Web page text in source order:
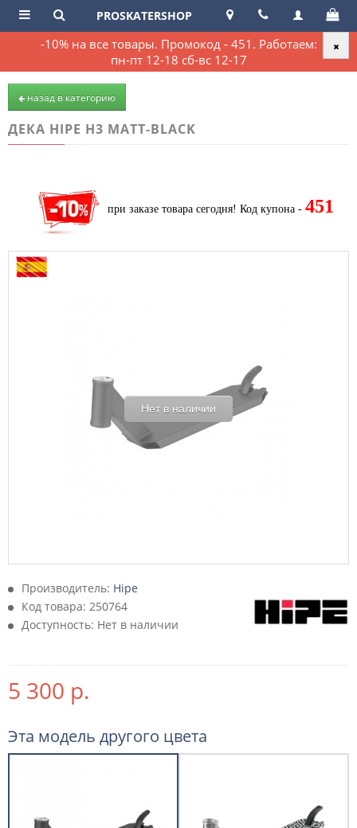
-10% на все товары. Промокод - 451. Работаем:
пн-пт 12-18 сб-вс 12-17
PROSKATERSHOP
назад в категорию
ДЕКА HIPE H3 MATT-BLACK
при заказе товара сегодня! Код купона - 451
Нет в наличии
Производитель: Hipe
Код товара: 250764
Доступность: Нет в наличии
5 300 р.
Эта модель другого цвета